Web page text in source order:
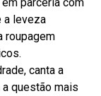
a leveza
roupagem
canta a
questão mais